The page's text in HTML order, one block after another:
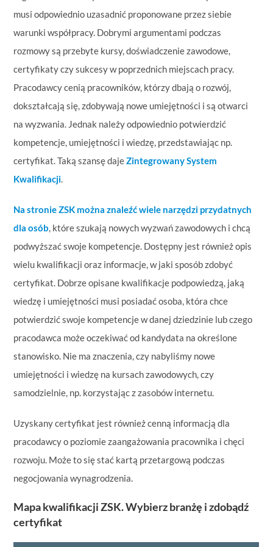
musi odpowiednio uzasadnić proponowane przez siebie
warunki współpracy. Dobrymi argumentami podczas
rozmowy są przebyte kursy, doświadczenie zawodowe,
certyfikaty czy sukcesy w poprzednich miejscach pracy.
Pracodawcy cenią pracowników, którzy dbają o rozwój,
dokształcają się, zdobywają nowe umiejętności i są otwarci
na wyzwania. Jednak należy odpowiednio potwierdzić
kompetencje, umiejętności i wiedzę, przedstawiając np.
certyfikat. Taką szansę dajeZintegrowany System
Kwalifikacji.
Na stronie ZSK można znaleźć wiele narzędzi przydatnych
dla osób, które szukają nowych wyzwań zawodowych i chcą
podwyższać swoje kompetencje. Dostępny jest również opis
wielu kwalifikacji oraz informacje, w jaki sposób zdobyć
certyfikat. Dobrze opisane kwalifikacje podpowiedzą, jaką
wiedzę i umiejętności musi posiadać osoba, która chce
potwierdzić swoje kompetencje w danej dziedzinie lub czego
pracodawca może oczekiwać od kandydata na określone
stanowisko. Nie ma znaczenia, czy nabyliśmy nowe
umiejętności i wiedzę na kursach zawodowych, czy
samodzielnie, np. korzystając z zasobów internetu.
Uzyskany certyfikat jest również cenną informacją dla
pracodawcy o poziomie zaangażowania pracownika i chęci
rozwoju. Może to się stać kartą przetargową podczas
negocjowania wynagrodzenia.
Mapa kwalifikacji ZSK. Wybierz branżę i zdobądź
certyfikat